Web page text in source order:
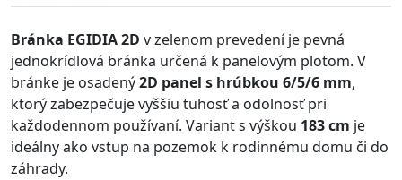
Bránka EGIDIA 2D v zelenom prevedení je pevná
jednokrídlová bránka určená k panelovým plotom. V
bránke je osadený2D panel s hrúbkou 6/5/6 mm,
ktorý zabezpečuje vyššiu tuhosť a odolnosť pri
každodennom používaní. Variant s výškou 183 cm je
ideálny ako vstup na pozemok k rodinnému domu či do
záhrady.